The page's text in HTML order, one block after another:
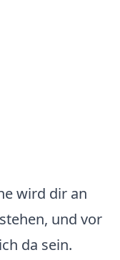
wird dir an
und vor
da sein.